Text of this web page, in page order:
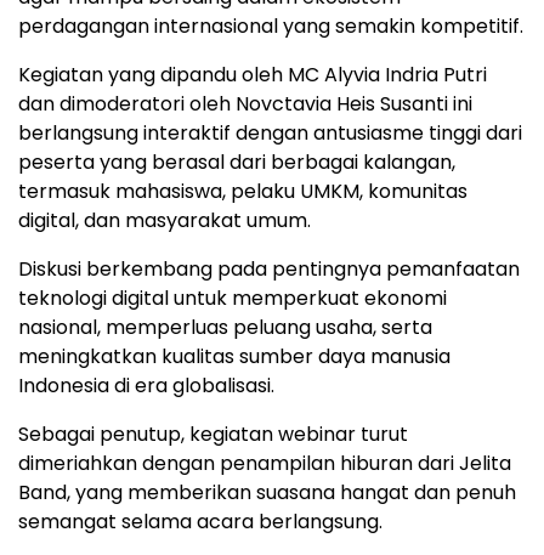
perdagangan internasional yang semakin kompetitif.
Kegiatan yang dipandu oleh MC Alyvia Indria Putri
dan dimoderatori oleh Novctavia Heis Susanti ini
berlangsung interaktif dengan antusiasme tinggi dari
peserta yang berasal dari berbagai kalangan,
termasuk mahasiswa, pelaku UMKM, komunitas
digital, dan masyarakat umum.
Diskusi berkembang pada pentingnya pemanfaatan
teknologi digital untuk memperkuat ekonomi
nasional, memperluas peluang usaha, serta
meningkatkan kualitas sumber daya manusia
Indonesia di era globalisasi.
Sebagai penutup, kegiatan webinar turut
dimeriahkan dengan penampilan hiburan dari Jelita
Band, yang memberikan suasana hangat dan penuh
semangat selama acara berlangsung.